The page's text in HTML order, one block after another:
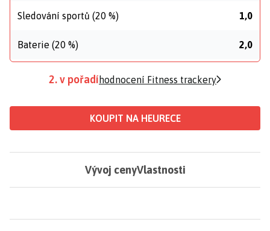
Sledování sportů (20 %) 1,0
Baterie (20 %) 2,0
2. v pořadí hodnocení Fitness trackery
KOUPIT NA HEURECE
Vývoj cenyVlastnosti